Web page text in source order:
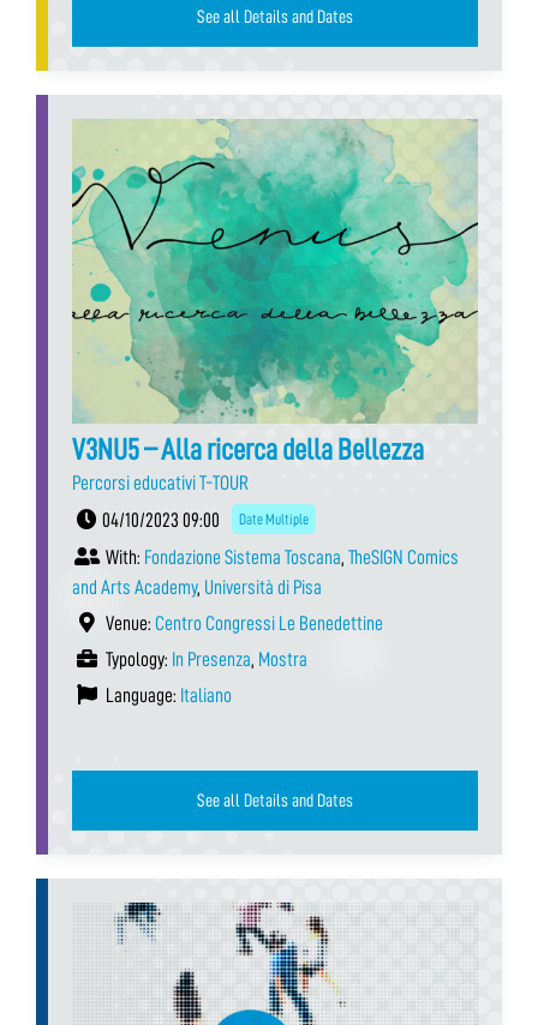
See all Details and Dates
V3NU5 – Alla ricerca della Bellezza
Percorsi educativi T-TOUR
04/10/2023 09:00
Date Multiple
With: Fondazione Sistema Toscana, TheSIGN Comics
and Arts Academy, Università di Pisa
Venue: Centro Congressi Le Benedettine
Typology: In Presenza, Mostra
Language: Italiano
See all Details and Dates